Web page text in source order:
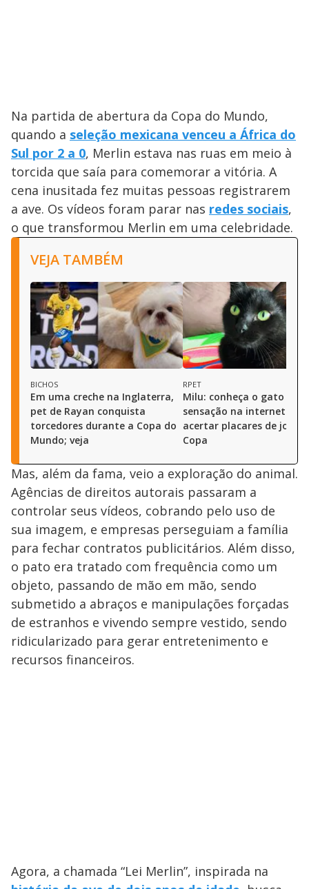
Na partida de abertura da Copa do Mundo,
quando a seleção mexicana venceu a África do
Sul por 2 a 0, Merlin estava nas ruas em meio à
torcida que saía para comemorar a vitória. A
cena inusitada fez muitas pessoas registrarem
a ave. Os vídeos foram parar nas redes sociais,
o que transformou Merlin em uma celebridade.
VEJA TAMBÉM
BICHOS
Em uma creche na Inglaterra,
pet de Rayan conquista
torcedores durante a Copa do
Mundo; veja
RPET
Milu: conheça o gato que
sensação na internet ao
acertar placares de jogos
Copa
Mas, além da fama, veio a exploração do animal.
Agências de direitos autorais passaram a
controlar seus vídeos, cobrando pelo uso de
sua imagem, e empresas perseguiam a família
para fechar contratos publicitários. Além disso,
o pato era tratado com frequência como um
objeto, passando de mão em mão, sendo
submetido a abraços e manipulações forçadas
de estranhos e vivendo sempre vestido, sendo
ridicularizado para gerar entretenimento e
recursos financeiros.
Agora, a chamada “Lei Merlin”, inspirada na